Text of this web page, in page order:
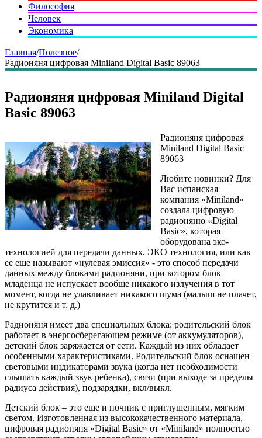
Философия
Человек
Экономика
Главная/Полезное/
Радионяня цифровая Miniland Digital Basic 89063
Радионяня цифровая Miniland Digital
Basic 89063
Радионяня цифровая
Miniland Digital Basic
89063
Любите новинки? Для
Вас испанская
компания «Miniland»
создала цифровую
радионяню «Digital
Basic», которая
оборудована эко-
технологией для передачи данных. ЭКО технология, или как
ее еще называют «нулевая эмиссия» - это способ передачи
данных между блоками радионяни, при котором блок
младенца не испускает вообще никакого излучения в тот
момент, когда не улавливает никакого шума (малыш не плачет,
не крутится и т. д.)
Радионяня имеет два специальных блока: родительский блок
работает в энергосберегающем режиме (от аккумуляторов),
детский блок заряжается от сети. Каждый из них обладает
особенными характеристиками. Родительский блок оснащен
световыми индикаторами звука (когда нет необходимости
слышать каждый звук ребенка), связи (при выходе за пределы
радиуса действия), подзарядки, вкл/выкл.
Детский блок – это еще и ночник с приглушенным, мягким
светом. Изготовленная из высококачественного материала,
цифровая радионяня «Digital Basic» от «Miniland» полностью